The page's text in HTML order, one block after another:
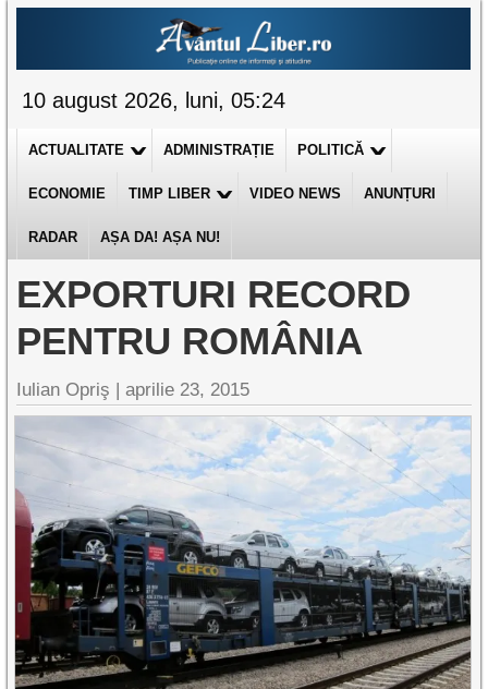
10 august 2026, luni, 05:24
ACTUALITATE ADMINISTRAȚIE POLITICĂ
ECONOMIE TIMP LIBER VIDEO NEWS ANUNȚURI
RADAR AȘA DA! AȘA NU!
EXPORTURI RECORD
PENTRU ROMÂNIA
Iulian Opriş |aprilie 23, 2015